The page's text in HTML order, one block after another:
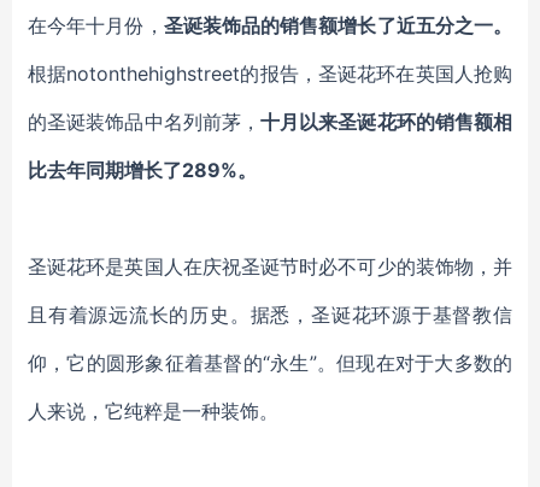
在今年十月份， 圣诞装饰品的销售额增长了近五分之一。
根据notonthehighstreet的报告，圣诞花环在英国人抢购
的圣诞装饰品中名列前茅， 十月以来圣诞花环的销售额相
比去年同期增长了289%。
圣诞花环是英国人在庆祝圣诞节时必不可少的装饰物 ，并
且有着源远流长的历史。据悉，圣诞花环源于基督教信
仰，它的圆形象征着基督的“永生”。但现在对于大多数的
人来说，它纯粹是一种装饰。